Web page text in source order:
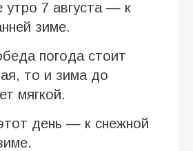
7 августа — к
зиме.
погода стоит
то и зима до
мягкой.
день — к снежной